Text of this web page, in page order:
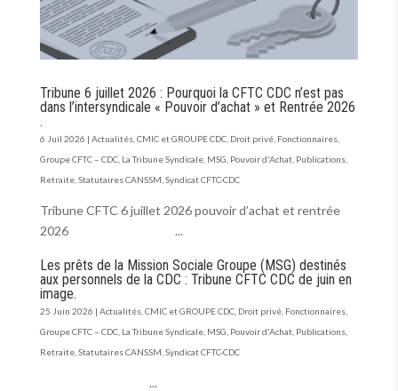
Tribune 6 juillet 2026 : Pourquoi la CFTC CDC n’est pas
dans l’intersyndicale « Pouvoir d’achat » et Rentrée 2026
.
6 Juil 2026 | Actualités, CMIC et GROUPE CDC, Droit privé, Fonctionnaires,
Groupe CFTC – CDC, La Tribune Syndicale, MSG Pouvoir d'Achat, Publications,
Retraite, Statutaires CANSSM Syndicat CFTC-CDC
Tribune CFTC 6 juillet 2026 pouvoir d’achat et rentrée
2026 ...
Les prêts de la Mission Sociale Groupe (MSG) destinés
aux personnels de la CDC : Tribune CFTC CDC de juin en
image.
25 Juin 2026 | Actualités, CMIC et GROUPE CDC, Droit privé, Fonctionnaires,
Groupe CFTC – CDC, La Tribune Syndicale, MSG Pouvoir d'Achat, Publications,
Retraite, Statutaires CANSSM Syndicat CFTC-CDC
...